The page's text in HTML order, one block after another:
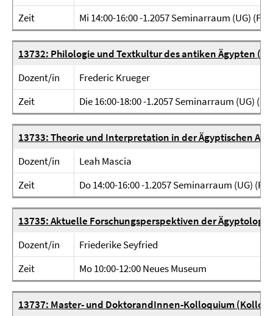
Zeit
Mi 14:00-16:00 -1.2057 Seminarraum (UG)
13732: Philologie und Textkultur des antiken Ägypten
Dozent/in
Frederic Krueger
Zeit
Die 16:00-18:00 -1.2057 Seminarraum (UG)
13733: Theorie und Interpretation in der Ägyptischen
Dozent/in
Leah Mascia
Zeit
Do 14:00-16:00 -1.2057 Seminarraum (UG)
13735: Aktuelle Forschungsperspektiven der
Dozent/in
Friederike Seyfried
Zeit
Mo 10:00-12:00 Neues Museum
13737: Master- und DoktorandInnen-Kolloquium